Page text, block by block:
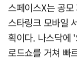
스페이스X는 공
스타링크 모바일
획이다. 나스닥에
로드쇼를 거쳐 빠